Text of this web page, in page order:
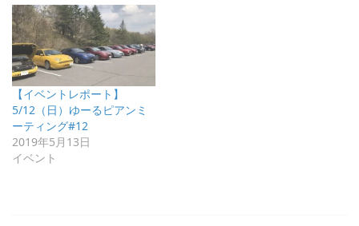
【イベントレポート】
5/12（日）ゆーるピアンミ
ーティング#12
2019年5月13日
イベント